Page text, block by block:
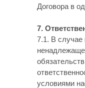
Договора в
7.
7.1. В случае
условиями